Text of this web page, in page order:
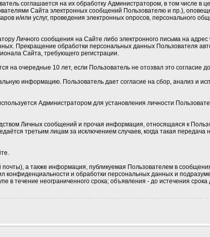
соглашается на их обработку Администратором, в том числе в
Сайта электронных сообщений Пользователю и пр.),
и/или услуг, проведения электронных опросов, персонального
Личного сообщения на Сайте либо электронного письма на адрес
Прекращение обработки персональных данных Пользователя
Сайта, требующего регистрации.
очередные 10 лет, если Пользователь не отозвал это согласие
информацию. Пользователь дает согласие на сбор, анализ и
Администратором для установления личности
Личных сообщений и прочая информация, относящаяся к
третьим лицам за исключением случаев, когда такая передача
а также информация, публикуемая Пользователем в
конфиденциальности и обработки персональных данных и
течение неограниченного срока; объявления - до истечения срока